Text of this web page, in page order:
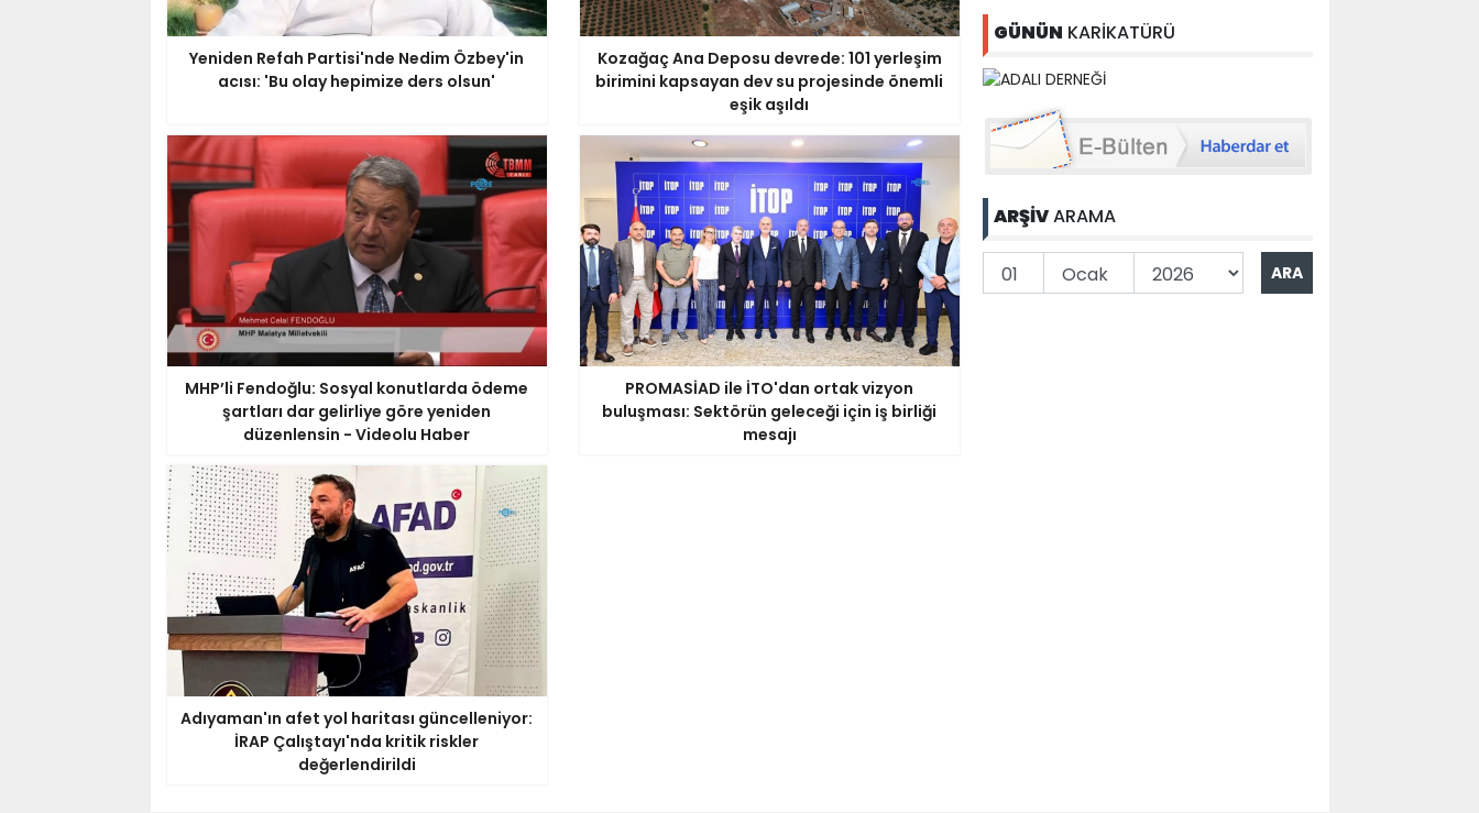
Yeniden Refah Partisi'nde Nedim Özbey'in
acısı: 'Bu olay hepimize ders olsun'
Kozağaç Ana Deposu devrede: 101 yerleşim
birimini kapsayan dev su projesinde önemli
eşik aşıldı
MHP’li Fendoğlu: Sosyal konutlarda ödeme
şartları dar gelirliye göre yeniden
düzenlensin - Videolu Haber
PROMASİAD ile İTO'dan ortak vizyon
buluşması: Sektörün geleceği için iş birliği
mesajı
Adıyaman'ın afet yol haritası güncelleniyor:
İRAP Çalıştayı'nda kritik riskler
değerlendirildi
GÜNÜN KARİKATÜRÜ
ARŞİVARAMA